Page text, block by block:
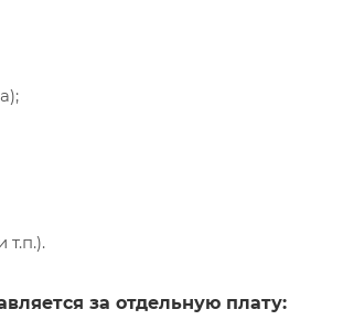
за отдельную плату: